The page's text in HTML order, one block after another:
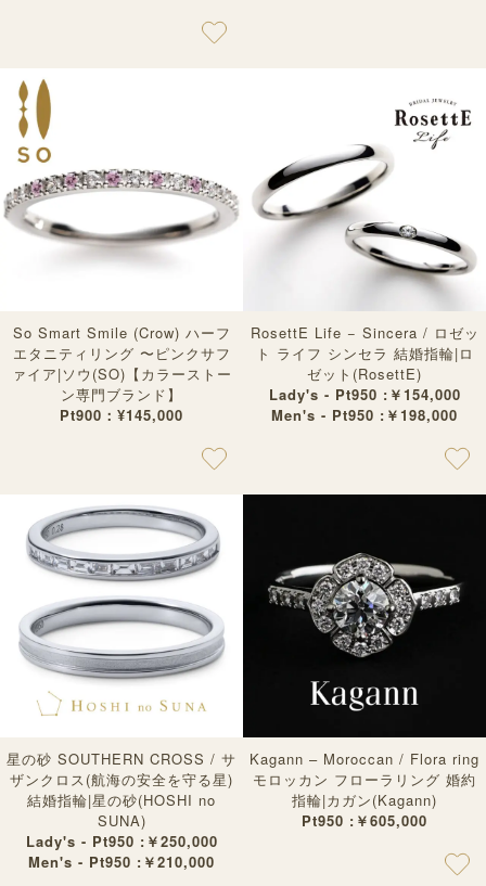
So Smart Smile (Crow) ハーフ
エタニティリング 〜ピンクサフ
ァイア|ソウ(SO)【カラーストー
ン専門ブランド】
Pt900：¥145,000
RosettE Life − Sincera / ロゼッ
ト ライフ シンセラ 結婚指輪|ロ
ゼット(RosettE)
Lady's - Pt950 :￥154,000
Men's - Pt950 :￥198,000
星の砂 SOUTHERN CROSS / サ
ザンクロス(航海の安全を守る星)
結婚指輪|星の砂(HOSHI no
SUNA)
Lady's - Pt950 :￥250,000
Men's - Pt950 :￥210,000
Kagann – Moroccan / Flora ring
モロッカン フローラリング 婚約
指輪|カガン(Kagann)
Pt950 :￥605,000